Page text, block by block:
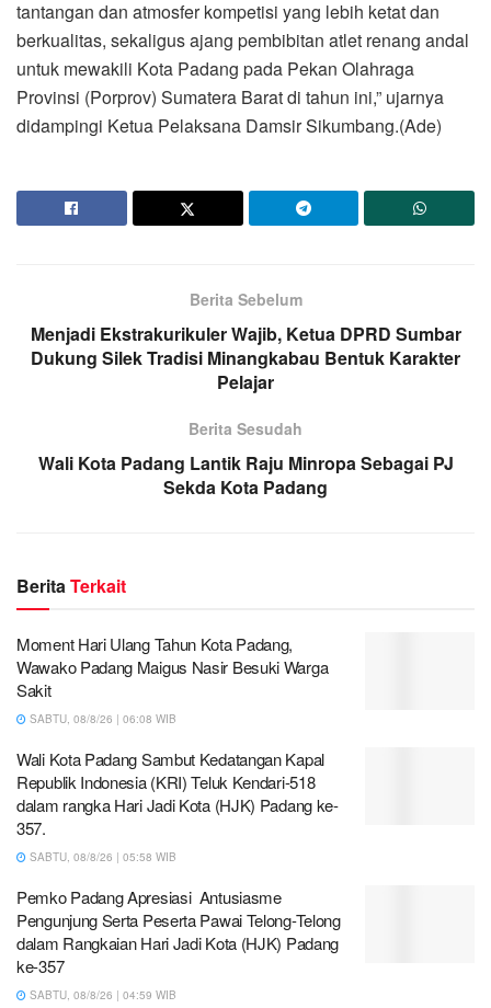
tantangan dan atmosfer kompetisi yang lebih ketat dan
berkualitas, sekaligus ajang pembibitan atlet renang andal
untuk mewakili Kota Padang pada Pekan Olahraga
Provinsi (Porprov) Sumatera Barat di tahun ini,” ujarnya
didampingi Ketua Pelaksana Damsir Sikumbang.(Ade)
Berita Sebelum
Menjadi Ekstrakurikuler Wajib, Ketua DPRD Sumbar
Dukung Silek Tradisi Minangkabau Bentuk Karakter
Pelajar
Berita Sesudah
Wali Kota Padang Lantik Raju Minropa Sebagai PJ
Sekda Kota Padang
BeritaTerkait
Moment Hari Ulang Tahun Kota Padang,
Wawako Padang Maigus Nasir Besuki Warga
Sakit
SABTU, 08/8/26 | 06:08 WIB
Wali Kota Padang Sambut Kedatangan Kapal
Republik Indonesia (KRI) Teluk Kendari-518
dalam rangka Hari Jadi Kota (HJK) Padang ke-
357.
SABTU, 08/8/26 | 05:58 WIB
Pemko Padang Apresiasi Antusiasme
Pengunjung Serta Peserta Pawai Telong-Telong
dalam Rangkaian Hari Jadi Kota (HJK) Padang
ke-357
SABTU, 08/8/26 | 04:59 WIB